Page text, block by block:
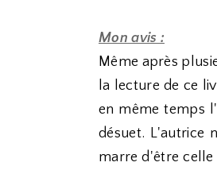
Mon avis :
Même après
la lecture de ce
en même temps
désuet. L'autrice
marre d'être celle